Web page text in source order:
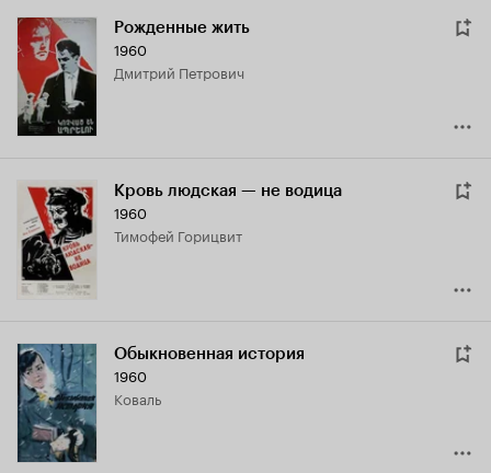
Рожденные жить
1960
Дмитрий Петрович
Кровь людская — не водица
1960
Тимофей Горицвит
Обыкновенная история
1960
Коваль